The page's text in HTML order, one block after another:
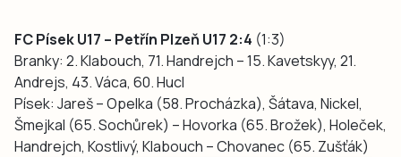
FC Písek U17 – Petřín Plzeň U17 2:4 (1:3)
Branky: 2. Klabouch, 71. Handrejch – 15. Kavetskyy, 21.
Andrejs, 43. Váca, 60. Hucl
Písek: Jareš – Opelka (58. Procházka), Šátava, Nickel,
Šmejkal (65. Sochůrek) – Hovorka (65. Brožek), Holeček,
Handrejch, Kostlivý, Klabouch – Chovanec (65. Zušťák)